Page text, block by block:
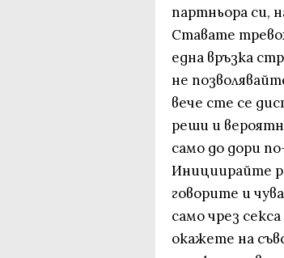
партньора си,
Ставате
една връзка
не
вече сте се
реши и
само до дори
Инициирайте
говорите и
само чрез
окажете на